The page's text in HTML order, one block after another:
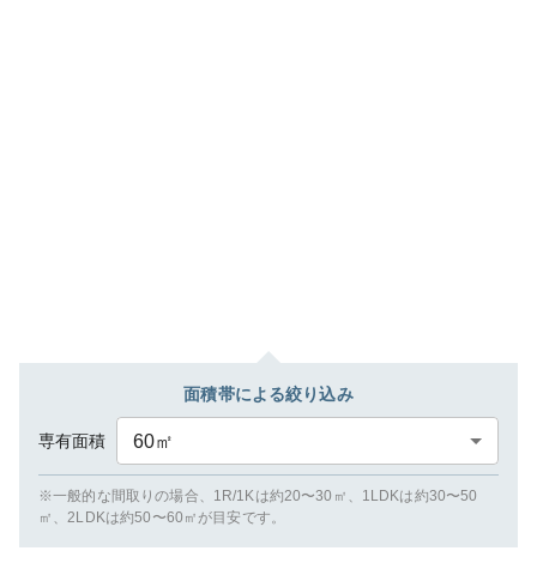
面積帯による絞り込み
専有面積 60㎡
※一般的な間取りの場合、1R/1Kは約20〜30㎡、1LDKは約30〜50
㎡、2LDKは約50〜60㎡が目安です。